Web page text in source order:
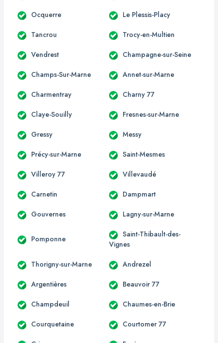
Ocquerre Le Plessis-Placy
Tancrou Trocy-en-Multien
Vendrest Champagne-sur-Seine
Champs-Sur-Marne Annet-sur-Marne
Charmentray Charny 77
Claye-Souilly Fresnes-sur-Marne
Gressy Messy
Précy-sur-Marne Saint-Mesmes
Villeroy 77 Villevaudé
Carnetin Dampmart
Gouvernes Lagny-sur-Marne
Pomponne
Saint-Thibault-des-
Vignes
Thorigny-sur-Marne Andrezel
Argentières Beauvoir 77
Champdeuil Chaumes-en-Brie
Courquetaine Courtomer 77